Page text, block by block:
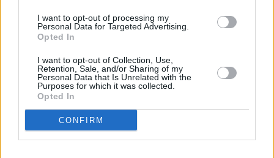
I want to opt-out of processing my
Personal Data for Targeted Advertising.
Opted In
I want to opt-out of Collection, Use,
Retention, Sale, and/or Sharing of my
Personal Data that Is Unrelated with the
Purposes for which it was collected.
Opted In
CONFIRM